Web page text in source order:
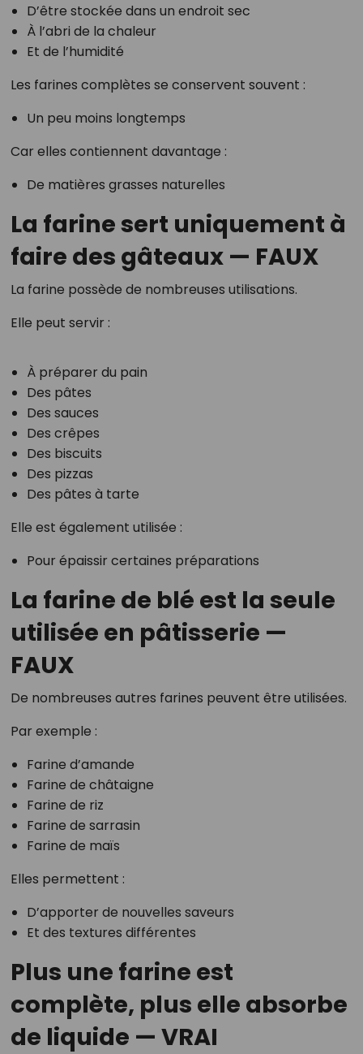
D’être stockée dans un endroit sec
À l’abri de la chaleur
Et de l’humidité
Les farines complètes se conservent souvent :
Un peu moins longtemps
Car elles contiennent davantage :
De matières grasses naturelles
La farine sert uniquement à
faire des gâteaux — FAUX
La farine possède de nombreuses utilisations.
Elle peut servir :
À préparer du pain
Des pâtes
Des sauces
Des crêpes
Des biscuits
Des pizzas
Des pâtes à tarte
Elle est également utilisée :
Pour épaissir certaines préparations
La farine de blé est la seule
utilisée en pâtisserie —
FAUX
De nombreuses autres farines peuvent être utilisées.
Par exemple :
Farine d’amande
Farine de châtaigne
Farine de riz
Farine de sarrasin
Farine de maïs
Elles permettent :
D’apporter de nouvelles saveurs
Et des textures différentes
Plus une farine est
complète, plus elle absorbe
de liquide — VRAI